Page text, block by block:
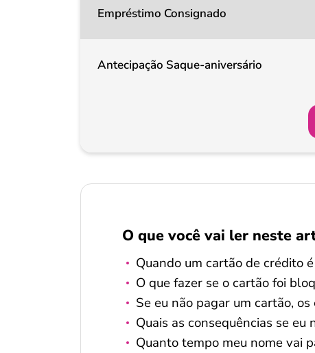
Empréstimo Consignado
Antecipação Saque-aniversário
O que você vai ler neste
Quando um cartão de crédito
O que fazer se o cartão foi
Se eu não pagar um cartão,
Quais as consequências se
Quanto tempo meu nome vai